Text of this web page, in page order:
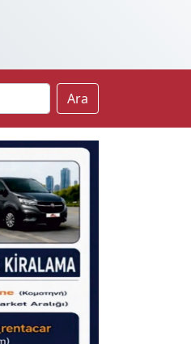
Ara